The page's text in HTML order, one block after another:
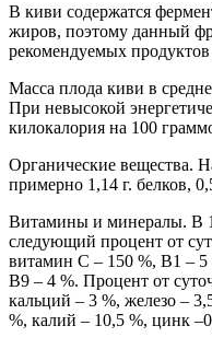
В киви содержатся
жиров, поэтому данный
рекомендуемых
Масса плода киви в
При невысокой
килокалория на 100
Органические вещества.
примерно 1,14 г. белков,
Витамины и минералы. В
следующий процент от
витамин С – 150 %, В1 –
В9 – 4 %. Процент от
кальций – 3 %, железо –
%, калий – 10,5 %, цинк